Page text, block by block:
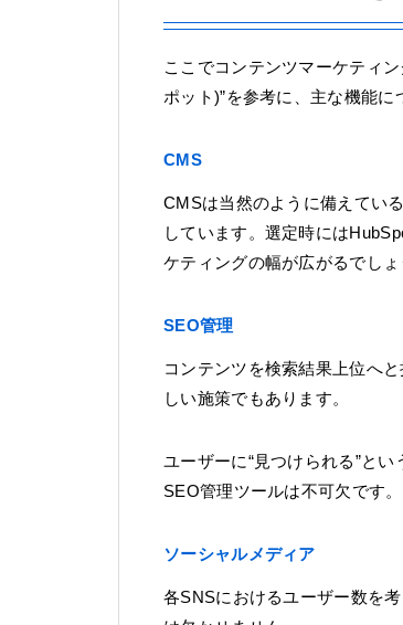
ここでコンテンツマーケティ
ポット)”を参考に、主な機能に
CMS
CMSは当然のように備えてい
しています。選定時には
ケティングの幅が広がるでしょ
SEO管理
コンテンツを検索結果上位へ
しい施策でもあります。
ユーザーに“見つけられる”と
SEO管理ツールは不可欠です。
ソーシャルメディア
各SNSにおけるユーザー数を